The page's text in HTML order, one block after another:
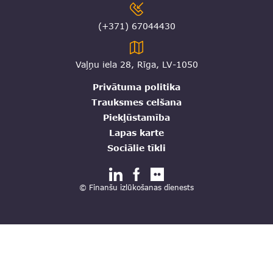
(+371) 67044430
Vaļņu iela 28, Rīga, LV-1050
Privātuma politika
Trauksmes celšana
Piekļūstamība
Lapas karte
Sociālie tīkli
© Finanšu izlūkošanas dienests